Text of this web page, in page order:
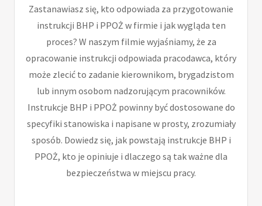
Zastanawiasz się, kto odpowiada za przygotowanie
instrukcji BHP i PPOŻ w firmie i jak wygląda ten
proces? W naszym filmie wyjaśniamy, że za
opracowanie instrukcji odpowiada pracodawca, który
może zlecić to zadanie kierownikom, brygadzistom
lub innym osobom nadzorującym pracowników.
Instrukcje BHP i PPOŻ powinny być dostosowane do
specyfiki stanowiska i napisane w prosty, zrozumiały
sposób. Dowiedz się, jak powstają instrukcje BHP i
PPOŻ, kto je opiniuje i dlaczego są tak ważne dla
bezpieczeństwa w miejscu pracy.